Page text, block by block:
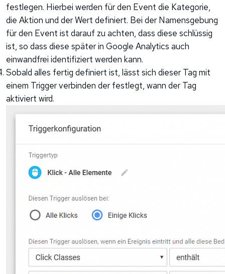
festlegen. Hierbei werden für den Event die Kategorie,
die Aktion und der Wert definiert. Bei der Namensgebung
für den Event ist darauf zu achten, dass diese schlüssig
ist, so dass diese später in Google Analytics auch
einwandfrei identifiziert werden kann.
Sobald alles fertig definiert ist, lässt sich dieser Tag mit
einem Trigger verbinden der festlegt, wann der Tag
aktiviert wird.